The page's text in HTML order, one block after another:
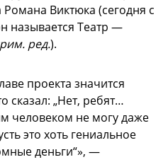
Виктюка (сегодня с
называется Театр —
ред.).
проекта значится
сказал: „Нет, ребят…
человеком не могу даже
это хоть гениальное
деньги“», —